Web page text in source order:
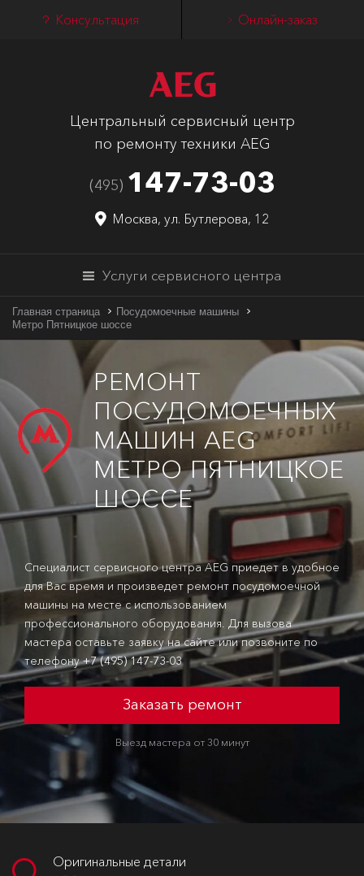
Консультация Онлайн-заказ
Центральный сервисный центр
по ремонту техники AEG
(495) 147-73-03
Москва, ул. Бутлерова, 12
Услуги сервисного центра
Главная страница
Посудомоечные машины
Метро Пятницкое шоссе
РЕМОНТ
ПОСУДОМОЕЧНЫХ
МАШИН AEG
МЕТРО ПЯТНИЦКОЕ
ШОССЕ
Специалист сервисного центра AEG приедет в удобное
для Вас время и произведет ремонт посудомоечной
машины на месте с использованием
профессионального оборудования. Для вызова
мастера оставьте заявку на сайте или позвоните по
телефону+7 (495) 147-73-03
Заказать ремонт
Выезд мастера от 30 минут
Оригинальные детали